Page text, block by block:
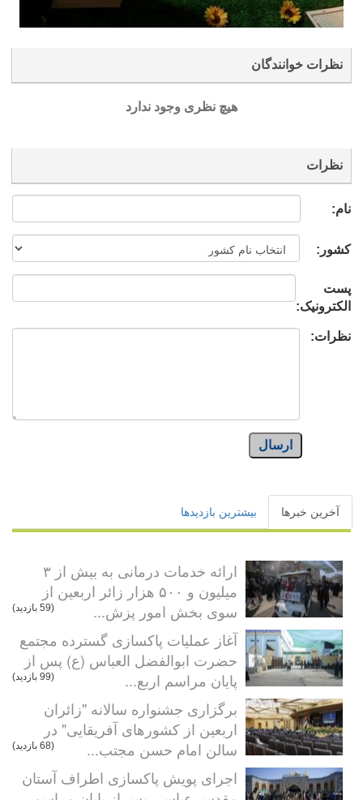
نظرات خوانندگان
هیچ نظری وجود ندارد
نظرات
نام:
کشور:
پست
الکترونیک:
نظرات:
ارسال
آخرین خبرها بیشترین بازدیدها
ارائه خدمات درمانی به بیش از ۳
میلیون و ۵۰۰ هزار زائر اربعین از
سوی بخش امور پزش...
(59 بازدید)
آغاز عملیات پاکسازی گسترده مجتمع
حضرت ابوالفضل العباس (ع) پس از
پایان مراسم اربع...
(99 بازدید)
برگزاری جشنواره سالانه "زائران
اربعین از کشورهای آفریقایی" در
سالن امام حسن مجتب...
(68 بازدید)
اجرای پویش پاکسازی اطراف آستان